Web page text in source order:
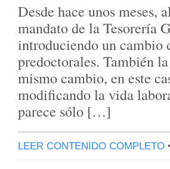
Desde hace unos meses,
mandato de la Tesorería
introduciendo un cambio
predoctorales. También
mismo cambio, en este
modificando la vida
parece sólo […]
LEER CONTENIDO COMPLETO